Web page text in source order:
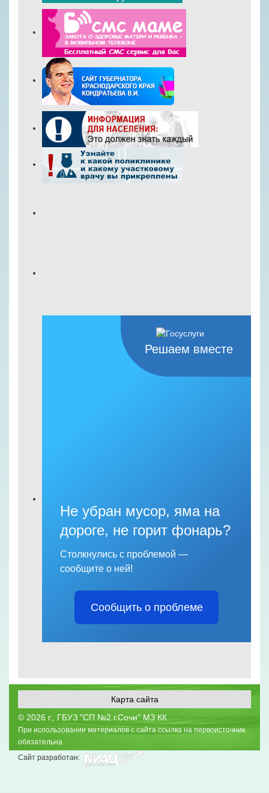
Решаем вместе
Не убран мусор, яма на
дороге, не горит фонарь?
Столкнулись с проблемой —
сообщите о ней!
Сообщить о проблеме
Карта сайта
© 2026 г., ГБУЗ "СП №2 г.Сочи" МЗ КК
При использовании материалов с сайта ссылка на первоисточник
обязательна
Сайт разработан: